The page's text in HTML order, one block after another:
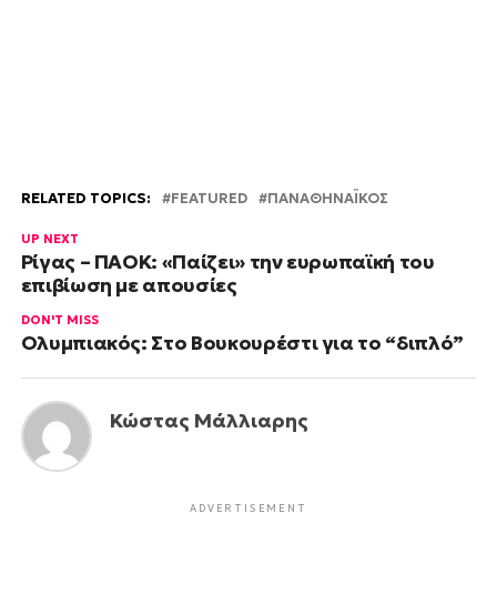
RELATED TOPICS: FEATURED ΠΑΝΑΘΗΝΑΪΚΟΣ
UP NEXT
Ρίγας – ΠΑΟΚ: «Παίζει» την ευρωπαϊκή του
επιβίωση με απουσίες
DON'T MISS
Ολυμπιακός: Στο Βουκουρέστι για το “διπλό”
Κώστας Μάλλιαρης
ADVERTISEMENT